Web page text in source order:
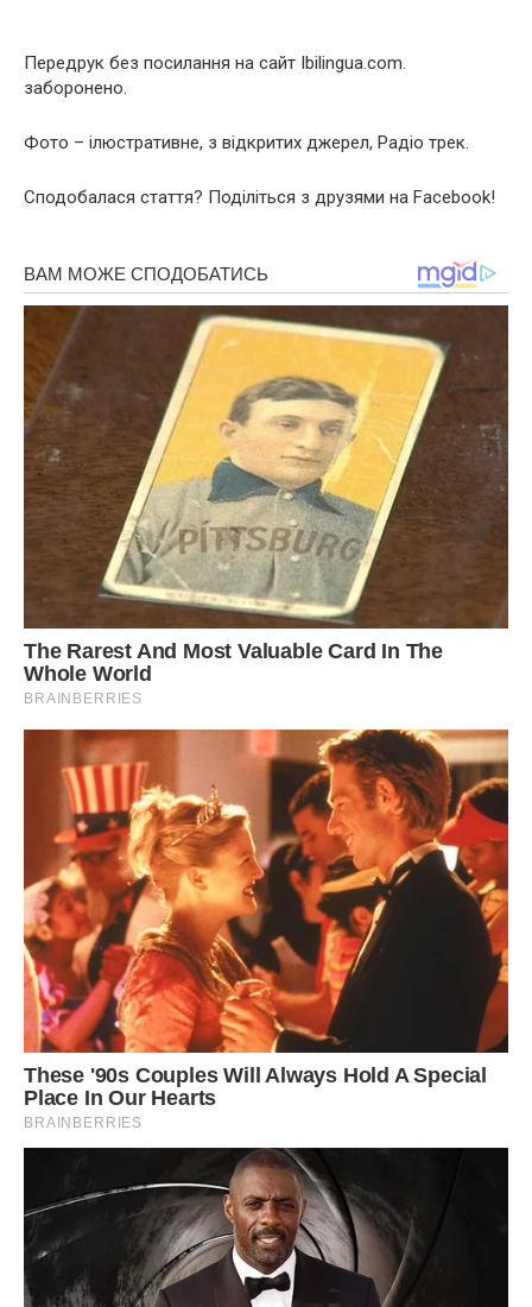
Передрук без посилання на сайт Ibilingua.com.
заборонено.
Фото – ілюстративне, з відкритих джерел, Радіо трек.
Сподобалася стаття? Поділіться з друзями на Facebook!